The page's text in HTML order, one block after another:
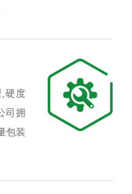
硬度
司拥
包装